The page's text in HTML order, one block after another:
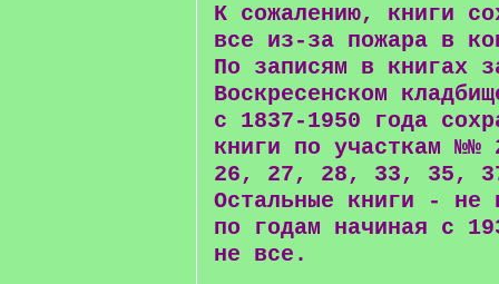
К сожалению, книги
все из-за пожара в
По записям в книгах
Воскресенском
с 1837-1950 года
книги по участкам
26, 27, 28, 33, 35,
Остальные книги - не
по годам начиная с
не все.